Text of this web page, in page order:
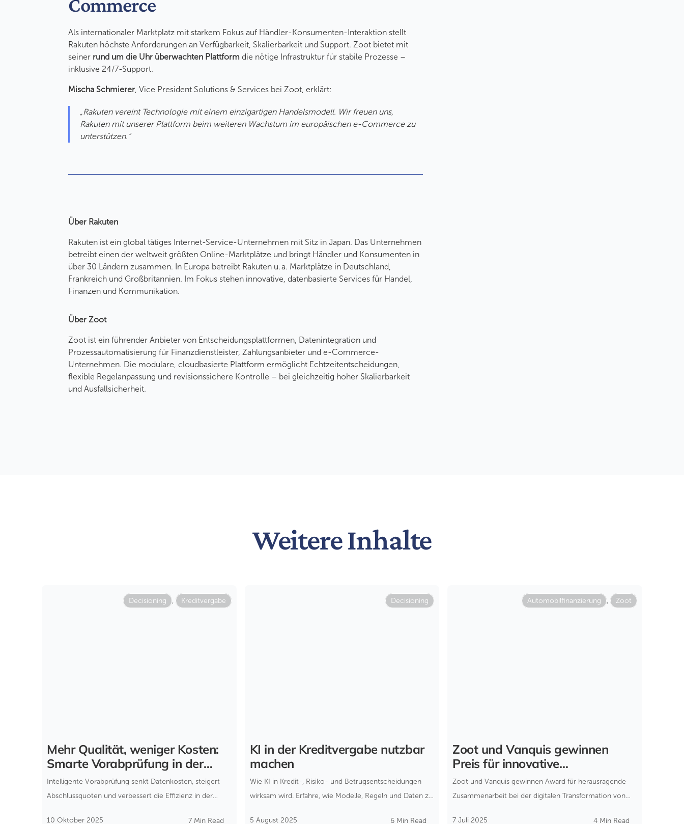
Commerce
Als internationaler Marktplatz mit starkem Fokus auf Händler-Konsumenten-Interaktion stellt
Rakuten höchste Anforderungen an Verfügbarkeit, Skalierbarkeit und Support. Zoot bietet mit
seiner rund um die Uhr überwachten Plattform die nötige Infrastruktur für stabile Prozesse –
inklusive 24/7-Support.
Mischa Schmierer, Vice President Solutions & Services bei Zoot, erklärt:
„Rakuten vereint Technologie mit einem einzigartigen Handelsmodell. Wir freuen uns,
Rakuten mit unserer Plattform beim weiteren Wachstum im europäischen e-Commerce zu
unterstützen.“
Über Rakuten
Rakuten ist ein global tätiges Internet-Service-Unternehmen mit Sitz in Japan. Das Unternehmen
betreibt einen der weltweit größten Online-Marktplätze und bringt Händler und Konsumenten in
über 30 Ländern zusammen. In Europa betreibt Rakuten u. a. Marktplätze in Deutschland,
Frankreich und Großbritannien. Im Fokus stehen innovative, datenbasierte Services für Handel,
Finanzen und Kommunikation.
Über Zoot
Zoot ist ein führender Anbieter von Entscheidungsplattformen, Datenintegration und
Prozessautomatisierung für Finanzdienstleister, Zahlungsanbieter und e-Commerce-
Unternehmen. Die modulare, cloudbasierte Plattform ermöglicht Echtzeitentscheidungen,
flexible Regelanpassung und revisionssichere Kontrolle – bei gleichzeitig hoher Skalierbarkeit
und Ausfallsicherheit.
Weitere Inhalte
Mehr Qualität, weniger Kosten:
Smarte Vorabprüfung in der
Kreditvergabe
Intelligente Vorabprüfung senkt Datenkosten, steigert
Abschlussquoten und verbessert die Effizienz in der
10 Oktober 2025
Decisioning , Kreditvergabe
7 Min Read
KI in der Kreditvergabe nutzbar
machen
Wie KI in Kredit-, Risiko- und Betrugsentscheidungen
wirksam wird. Erfahre, wie Modelle, Regeln und Daten zu
5 August 2025
Decisioning
6 Min Read
Zoot und Vanquis gewinnen
Preis für innovative
Kreditvergabe 2025
Zoot und Vanquis gewinnen Award für herausragende
Zusammenarbeit bei der digitalen Transformation von
7 Juli 2025
Automobilfinanzierung , Zoot
4 Min Read